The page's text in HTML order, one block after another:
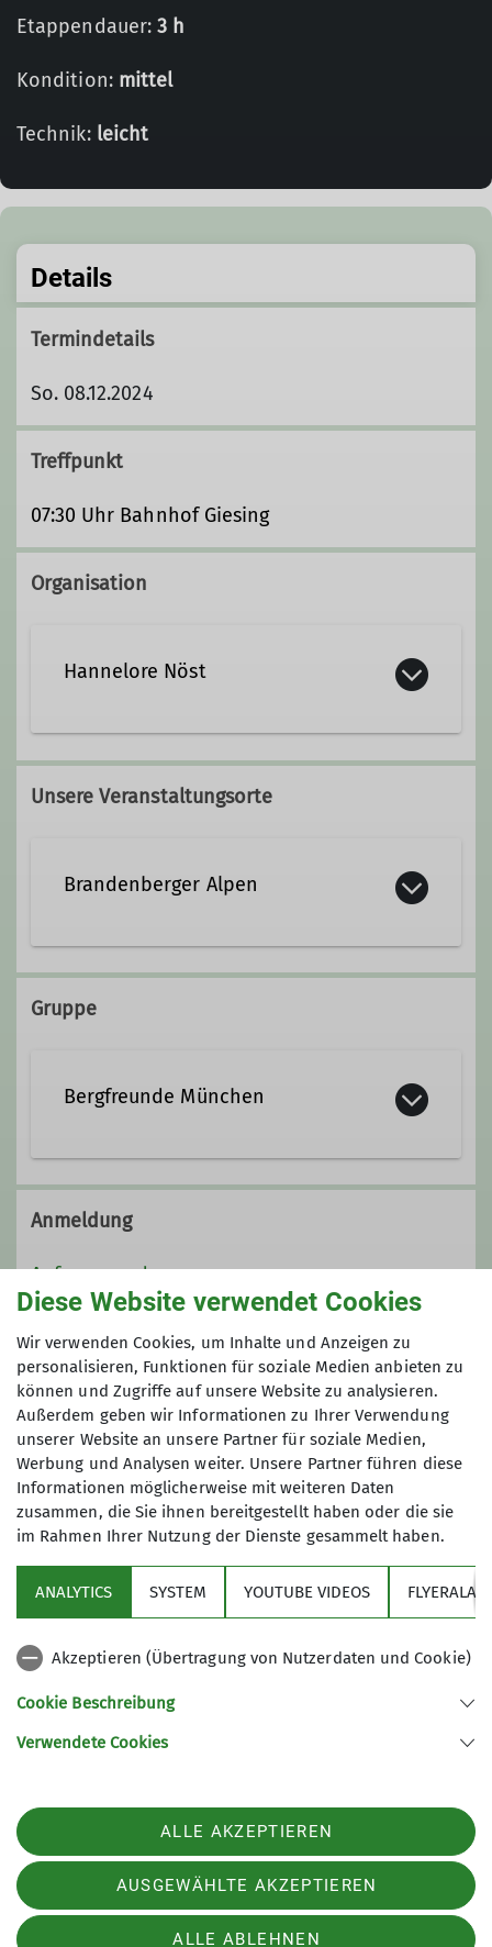
Etappendauer:3 h
Kondition: mittel
Technik: leicht
Details
Termindetails
So. 08.12.2024
Treffpunkt
07:30 Uhr Bahnhof Giesing
Organisation
Hannelore Nöst
089 72939830 0173 8421958
Kontakt aufnehmen
Qualifikationen
Tourenleiter*in
Unsere Veranstaltungsorte
Brandenberger Alpen
Gruppe
Bergfreunde München
Wir sind eine eher mittlere Sektion
innerhalb des Deutschen
Alpenvereins (DAV) mit 2.610
Mitgliedern (Stand 01.Aug. 2025).
Gegründet 1961 als Bergsportgruppe
1989 eine eigenständige Sektion
innerhalb des Deutschen
Alpenvereins:DAV Sektion
Bergfreunde München e.V.
Im Jahr 2009 haben wir unsere Hütte,
das Spitzsteinhaus in den Chiemgauer
Alpen übernommen.
Wir sind eine sehr aktive Sektion mit
einer stattlichen Anzahl von
Bergtouren jeglicher Couleur
(Bergwanderungen, Hochtouren,
Skitouren, Ski-Langlauf, Klettertouren,
unserJahresprogramm
bieten wir für unseren Mitgliedern
ehrenamtlich tätig.
Anmeldung
Anfrage senden
Anmeldung bis
07.12.2024
Programm
News
82216 Maisach
Telefon +4981415294440
Diese Website verwendet Cookies
Wir verwenden Cookies, um Inhalte und Anzeigen zu
personalisieren, Funktionen für soziale Medien anbieten zu
können und Zugriffe auf unsere Website zu analysieren.
Außerdem geben wir Informationen zu Ihrer Verwendung
unserer Website an unsere Partner für soziale Medien,
Werbung und Analysen weiter. Unsere Partner führen diese
Informationen möglicherweise mit weiteren Daten
zusammen, die Sie ihnen bereitgestellt haben oder die sie
im Rahmen Ihrer Nutzung der Dienste gesammelt haben.
ANALYTICS SYSTEM YOUTUBE VIDEOS
Akzeptieren (Übertragung von Nutzerdaten und Cookie)
Cookie Beschreibung
Verwendete Cookies
ALLE AKZEPTIEREN
AUSGEWÄHLTE AKZEPTIEREN
ALLE ABLEHNEN